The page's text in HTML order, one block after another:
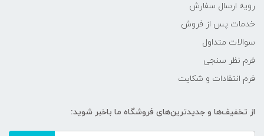
رویه ارسال سفارش
خدمات پس از فروش
سوالات متداول
فرم نظر سنجی
فرم انتقادات و شکایت
از تخفیف‌ها و جدیدترین‌های فروشگاه ما باخبر شوید: